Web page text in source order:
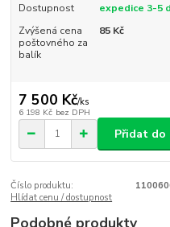
Dostupnost
expedice 3-5
Zvýšená cena
poštovného za
balík
85 Kč
7 500 Kč/ks
6 198 Kč bez DPH
Přidat do
Číslo produktu:
Hlídat cenu / dostupnost
Podobné produkty